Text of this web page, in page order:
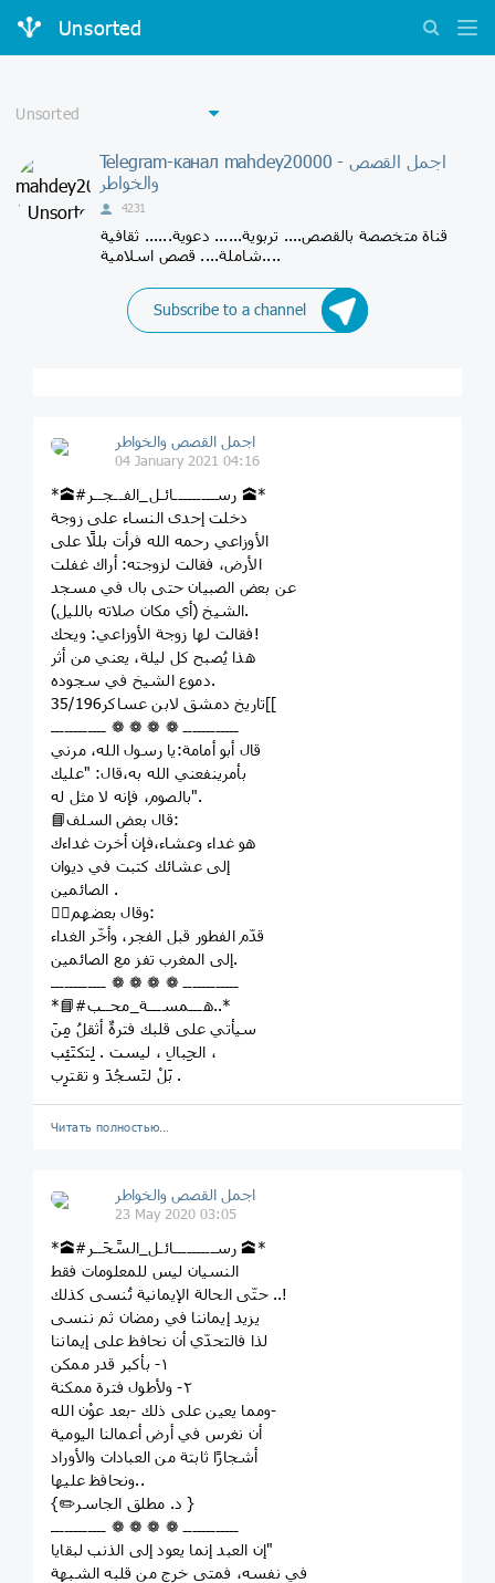
Unsorted
Telegram-канал mahdey20000 - اجمل القصص
والخواطر
4231
قناة متخصصة بالقصص.... تربوية...... دعوية...... ثقافية
شاملة.... قصص اسلامية....
Subscribe to a channel
اجمل القصص والخواطر
04 January 2021 04:16
*🕋#رســـــــــائـل_الفــجــر 🕋*
دخلت إحدى النساء على زوجة
الأوزاعي رحمه الله فرأت بللًا على
الأرض، فقالت لزوجته: أراك غفلت
عن بعض الصبيان حتى بال في مسجد
الشيخ (أي مكان صلاته بالليل).
فقالت لها زوجة الأوزاعي: ويحك!
هذا يُصبح كل ليلة، يعني من أثر
دموع الشيخ في سجوده.
‏]تاريخ دمشق لابن عساكر35/196[
‏ــــــــــــ ❁ ❁ ❁ ❁ ــــــــــــ
قال أبو أمامة:يا رسول الله، مرني
بأمرينفعني الله به،قال: ‏"عليك
بالصوم، فإنه لا مثل له".⁩
📘قال بعض السلف:
هو غداء وعشاء،فإن أخرت غداءك
إلى عشائك كتبت في ديوان
الصائمين .
👈🏻وقال بعضهم:
قدّم الفطور قبل الفجر، وأخّر الغداء
إلى المغرب تفز مع الصائمين.
‏ــــــــــــ ❁ ❁ ❁ ❁ ــــــــــــ
*📘#هـــمســـة_محــب..*
سيأتي على قلبك فترةٌ أثقلُ مِنَ
الجِبالِ ، ليست . لِتكتَئِب ،
بَلْ لتَسجُدَ و تقترِب .
Читать полностью…
اجمل القصص والخواطر
23 May 2020 03:05
*🕋#رســـــــــائـل_السَّحَــر 🕋*
النسيان ليس للمعلومات فقط
‏حتّى الحالة الإيمانية تُنسى كذلك ..!
‏يزيد إيماننا في رمضان ثم ننسى
‏لذا فالتحدّي أن نحافظ على إيماننا
‏٢- ولأطول فترة ممكنة
ومما يعين على ذلك -بعد عوْن الله-
أن نغرس في أرض أعمالنا اليومية
أشجارًا ثابتة من العبادات والأوراد
ونحافظ عليها..
{✏️د. مطلق الجاسر }
‏ــــــــــــ ❁ ❁ ❁ ❁ ــــــــــــ
‏"إن العبد إنما يعود إلى الذنب لبقايا
في نفسه، فمتى خرج من قلبه الشبهة